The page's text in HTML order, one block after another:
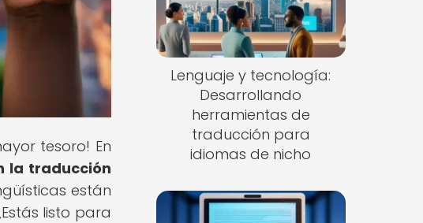
tesoro! En
la traducción
están
listo para
Lenguaje y tecnología:
Desarrollando
herramientas de
traducción para
idiomas de nicho